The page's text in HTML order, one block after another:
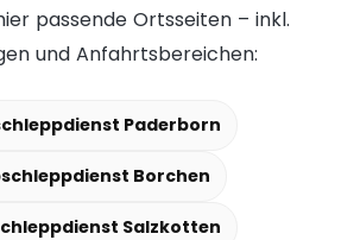
passende Ortsseiten – inkl.
und Anfahrtsbereichen:
Paderborn
Borchen
Salzkotten